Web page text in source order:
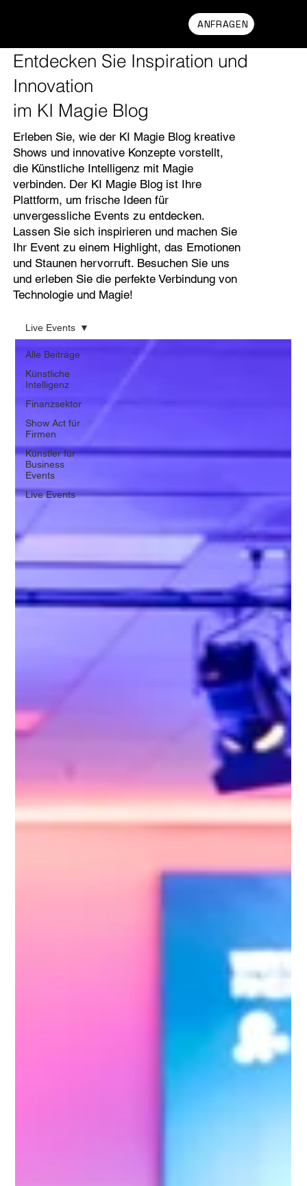
ANFRAGEN
Entdecken Sie Inspiration und
Innovation
im KI Magie Blog
Erleben Sie, wie der KI Magie Blog kreative
Shows und innovative Konzepte vorstellt,
die Künstliche Intelligenz mit Magie
verbinden. Der KI Magie Blog ist Ihre
Plattform, um frische Ideen für
unvergessliche Events zu entdecken.
Lassen Sie sich inspirieren und machen Sie
Ihr Event zu einem Highlight, das Emotionen
und Staunen hervorruft. Besuchen Sie uns
und erleben Sie die perfekte Verbindung von
Technologie und Magie!
Alle Beiträge
Künstliche
Intelligenz
Finanzsektor
Show Act für
Firmen
Künstler für
Business
Events
Live Events
Live Events